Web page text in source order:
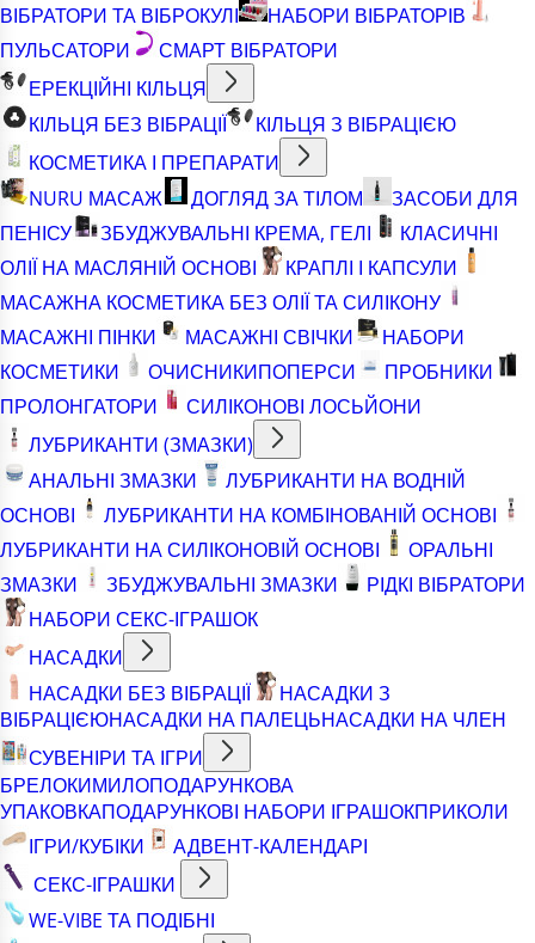
ВІБРАТОРИ ТА ВІБРОКУЛІ
НАБОРИ ВІБРАТОРІВ
ПУЛЬСАТОРИ
СМАРТ ВІБРАТОРИ
ЕРЕКЦІЙНІ КІЛЬЦЯ
КІЛЬЦЯ БЕЗ ВІБРАЦІЇ
КІЛЬЦЯ З ВІБРАЦІЄЮ
КОСМЕТИКА І ПРЕПАРАТИ
NURU МАСАЖ
ДОГЛЯД ЗА ТІЛОМ
ЗАСОБИ ДЛЯ
ПЕНІСУ
ЗБУДЖУВАЛЬНІ КРЕМА, ГЕЛІ
КЛАСИЧНІ
ОЛІЇ НА МАСЛЯНІЙ ОСНОВІ
КРАПЛІ І КАПСУЛИ
МАСАЖНА КОСМЕТИКА БЕЗ ОЛІЇ ТА СИЛІКОНУ
МАСАЖНІ ПІНКИ
МАСАЖНІ СВІЧКИ
НАБОРИ
КОСМЕТИКИ
ОЧИСНИКИПОПЕРСИ
ПРОБНИКИ
ПРОЛОНГАТОРИ
СИЛІКОНОВІ ЛОСЬЙОНИ
ЛУБРИКАНТИ (ЗМАЗКИ)
АНАЛЬНІ ЗМАЗКИ
ЛУБРИКАНТИ НА ВОДНІЙ
ОСНОВІ
ЛУБРИКАНТИ НА КОМБІНОВАНІЙ ОСНОВІ
ЛУБРИКАНТИ НА СИЛІКОНОВІЙ ОСНОВІ
ОРАЛЬНІ
ЗМАЗКИ
ЗБУДЖУВАЛЬНІ ЗМАЗКИ
РІДКІ ВІБРАТОРИ
НАБОРИ СЕКС-ІГРАШОК
НАСАДКИ
НАСАДКИ БЕЗ ВІБРАЦІЇ
НАСАДКИ З
ВІБРАЦІЄЮНАСАДКИ НА ПАЛЕЦЬНАСАДКИ НА ЧЛЕН
СУВЕНІРИ ТА ІГРИ
БРЕЛОКИМИЛОПОДАРУНКОВА
УПАКОВКАПОДАРУНКОВІ НАБОРИ ІГРАШОКПРИКОЛИ
ІГРИ/КУБІКИ
АДВЕНТ-КАЛЕНДАРІ
СЕКС-ІГРАШКИ
WE-VIBE ТА ПОДІБНІ